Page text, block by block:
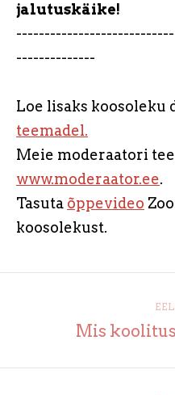
jalutuskäike!
--------------
Loe lisaks koosoleku
teemadel.
Meie moderaatori
www.moderaator.ee.
Tasuta õppevideo
koosolekust.
Mis